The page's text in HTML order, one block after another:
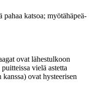
katsoa; myötähäpeä-
ovat lähestulkoon
vielä astetta
ovat hysteerisen